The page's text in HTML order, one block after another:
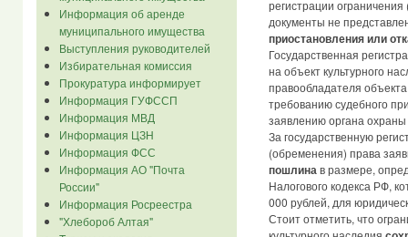
Информация об аренде
муниципального имущества
Выступления руководителей
Избирательная комиссия
Прокуратура информирует
Информация ГУФССП
Информация МВД
Информация ЦЗН
Информация ФСС
Информация АО "Почта
России"
Информация Росреестра
"Хлебороб Алтая"
регистрации
документы не
приостановления или
Государственная
на объект культурного
правообладателя
требованию судебного
заявлению органа охраны
За государственную
(обременения) права
пошлина в размере,
Налогового кодекса РФ,
000 рублей, для
Стоит отметить, что